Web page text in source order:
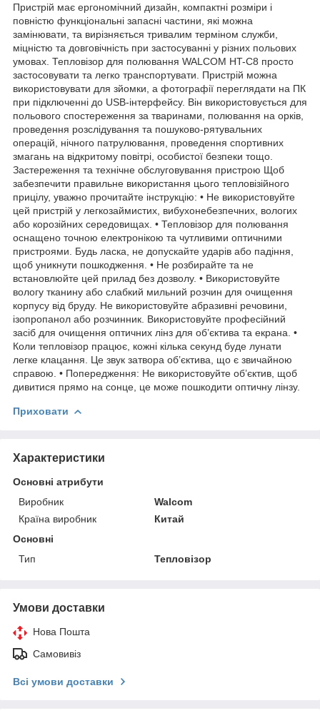
Пристрій має ергономічний дизайн, компактні розміри і
повністю функціональні запасні частини, які можна
замінювати, та вирізняється тривалим терміном служби,
міцністю та довговічність при застосуванні у різних польових
умовах. Тепловізор для полювання WALCOM HT-C8 просто
застосовувати та легко транспортувати. Пристрій можна
використовувати для зйомки, а фотографії переглядати на ПК
при підключенні до USB-інтерфейсу. Він використовується для
польового спостереження за тваринами, полювання на орків,
проведення розслідування та пошуково-рятувальних
операцій, нічного патрулювання, проведення спортивних
змагань на відкритому повітрі, особистої безпеки тощо.
Застереження та технічне обслуговування пристрою Щоб
забезпечити правильне використання цього тепловізійного
прицілу, уважно прочитайте інструкцію: • Не використовуйте
цей пристрій у легкозаймистих, вибухонебезпечних, вологих
або корозійних середовищах. • Тепловізор для полювання
оснащено точною електронікою та чутливими оптичними
пристроями. Будь ласка, не допускайте ударів або падіння,
щоб уникнути пошкодження. • Не розбирайте та не
встановлюйте цей прилад без дозволу. • Використовуйте
вологу тканину або слабкий мильний розчин для очищення
корпусу від бруду. Не використовуйте абразивні речовини,
ізопропанол або розчинник. Використовуйте професійний
засіб для очищення оптичних лінз для об’єктива та екрана. •
Коли тепловізор працює, кожні кілька секунд буде лунати
легке клацання. Це звук затвора об’єктива, що є звичайною
справою. • Попередження: Не використовуйте об’єктив, щоб
дивитися прямо на сонце, це може пошкодити оптичну лінзу.
Приховати
Характеристики
Основні атрибути
Виробник
Walcom
Країна виробник
Китай
Основні
Тип
Тепловізор
Умови доставки
Нова Пошта
Самовивіз
Всі умови доставки